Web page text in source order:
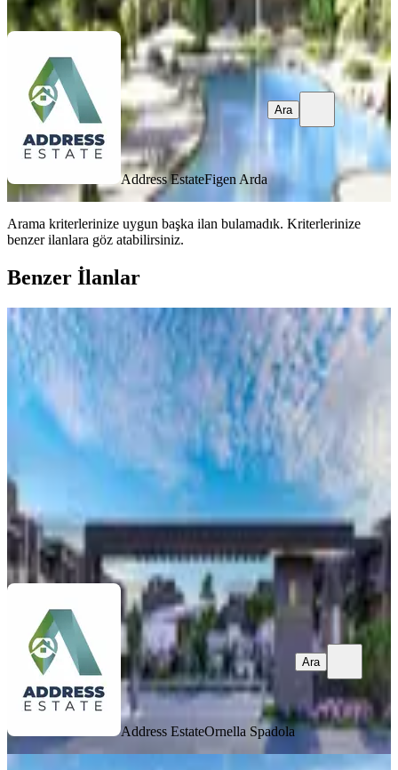
Ara
Address EstateFigen Arda
Ara
Arama kriterlerinize uygun başka ilan bulamadık. Kriterlerinize
benzer ilanlara göz atabilirsiniz.
Benzer İlanlar
MANZARALI
İskele Yeni Erenköy Bölgesi'nde Taksit
İmkânlı Deniz Manzaralı Tatil Evleri
İskele, Zeybekköy Köyü
70 m² · ·13.06.2026
Address EstateOrnella Spadola
Address EstateOrnella Spadola
Ara